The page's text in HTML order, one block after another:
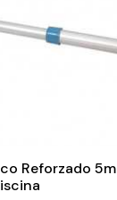
Reforzado 5m